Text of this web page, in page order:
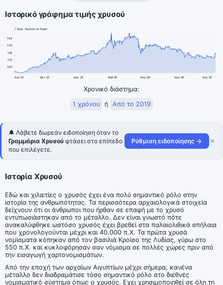
Ιστορικό γράφημα τιμής χρυσού
100
110
120
130
140
Αυγ 25 Οκτ 25 Δεκ 25 Φεβ 26 Απρ 26 Ιουν 26 Αυγ 26
1 Γραμ. Χρυσού σε Ευρώ
Χρονικό διάστημα:
1 χρόνου
ή Από το 2019
🔔 Λάβετε δωρεάν ειδοποίηση όταν το
Γραμμάρια Χρυσού φτάσει στο επίπεδο
που επιλέγετε.
Ρύθμιση ειδοποίησης → ×
Ιστορία Χρυσού
Εδώ και χιλιετίες ο χρυσός έχει ένα πολύ σημαντικό ρόλο στην
ιστορία της ανθρωπότητας. Τα περισσότερα αρχαιολογικά στοιχεία
δείχνουν ότι οι άνθρωποι που ήρθαν σε επαφή με το χρυσό
εντυπωσιάστηκαν από το μέταλλο. Δεν είναι γνωστό πότε
ανακαλύφθηκε ωστόσο χρυσός έχει βρεθεί στα παλαιολιθικά σπήλαια
που χρονολογούνται μέχρι και 40.000 π.Χ. Τα πρώτα χρυσά
νομίσματα κόπηκαν από τον βασιλιά Κροίσο της Λυδίας, γύρω στο
550 π.Χ. και κυκλοφόρησαν σαν νόμισμα σε πολλές χώρες πριν από
την εισαγωγή χαρτονομισμάτων.
Από την εποχή των αρχαίων Αιγυπτίων μέχρι σήμερα, κανένα
μέταλλο δεν διαδραμάτισε τόσο σημαντικό ρόλο στο διεθνές
νομισματικό σύστημα όπως ο χρυσός. Εχει χρησιμοποιηθεί σε όλη τη